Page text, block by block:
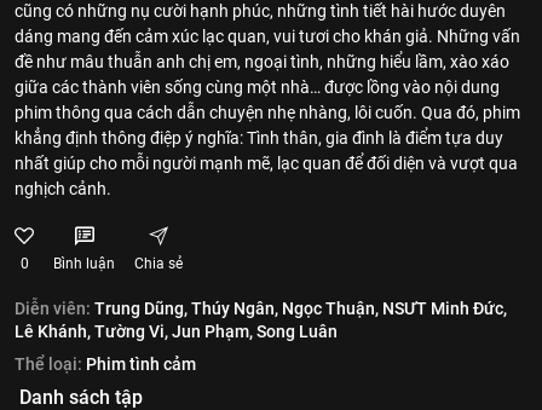
cũng có những nụ cười hạnh phúc, những tình tiết hài hước duyên
dáng mang đến cảm xúc lạc quan, vui tươi cho khán giả. Những vấn
đề như mâu thuẫn anh chị em, ngoại tình, những hiểu lầm, xào xáo
giữa các thành viên sống cùng một nhà… được lồng vào nội dung
phim thông qua cách dẫn chuyện nhẹ nhàng, lôi cuốn. Qua đó, phim
khẳng định thông điệp ý nghĩa: Tình thân, gia đình là điểm tựa duy
nhất giúp cho mỗi người mạnh mẽ, lạc quan để đối diện và vượt qua
nghịch cảnh.
0 Bình luận Chia sẻ
Diễn viên: Trung Dũng,Thúy Ngân, Ngọc Thuận, NSƯT Minh Đức,
Lê Khánh,Tường Vi,Jun Phạm,Song Luân
Thể loại: Phim tình cảm
Danh sách tập